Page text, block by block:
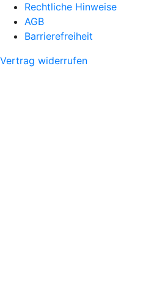
Rechtliche Hinweise
AGB
Barrierefreiheit
Vertrag widerrufen